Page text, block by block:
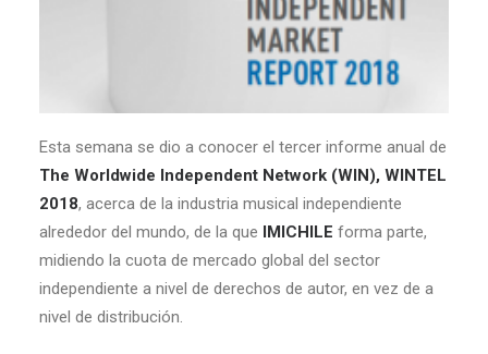
Esta semana se dio a conocer el tercer informe anual de
The Worldwide Independent Network (WIN), WINTEL
2018, acerca de la industria musical independiente
alrededor del mundo, de la que IMICHILE forma parte,
midiendo la cuota de mercado global del sector
independiente a nivel de derechos de autor, en vez de a
nivel de distribución.